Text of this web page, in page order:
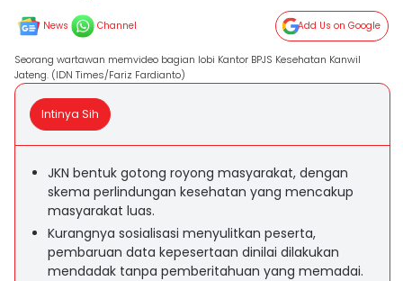
News Channel Add Us on Google
Seorang wartawan memvideo bagian lobi Kantor BPJS Kesehatan Kanwil
Jateng. (IDN Times/Fariz Fardianto)
Intinya Sih
JKN bentuk gotong royong masyarakat, dengan
skema perlindungan kesehatan yang mencakup
masyarakat luas.
Kurangnya sosialisasi menyulitkan peserta,
pembaruan data kepesertaan dinilai dilakukan
mendadak tanpa pemberitahuan yang memadai.